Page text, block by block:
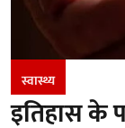
स्वास्थ्य
इतिहास के